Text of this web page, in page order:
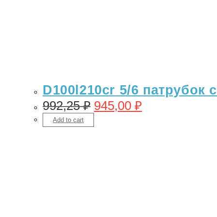
D100l210cr 5/6 патрубок
992,25₽ 945,00 ₽
Add to cart